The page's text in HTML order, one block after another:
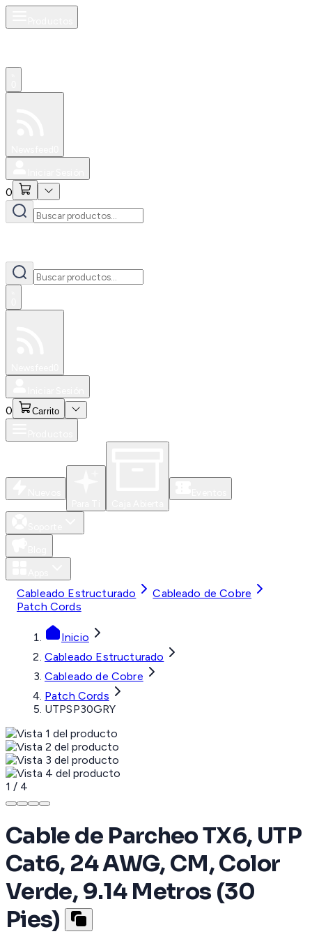
0
0 Carrito
Cableado Estructurado
Cableado de Cobre
Patch Cords
Inicio
Cableado Estructurado
Cableado de Cobre
Patch Cords
UTPSP30GRY
1 / 4
Cable de Parcheo TX6, UTP
Cat6, 24 AWG, CM, Color
Verde, 9.14 Metros (30
Pies)